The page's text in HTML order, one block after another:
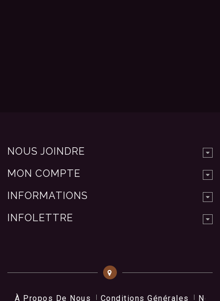
NOUS JOINDRE
MON COMPTE
INFORMATIONS
INFOLETTRE
À Propos De Nous Conditions Générales Nos